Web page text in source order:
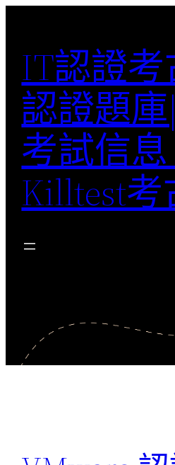
content
IT認證
認證題
考試信息
Killtest